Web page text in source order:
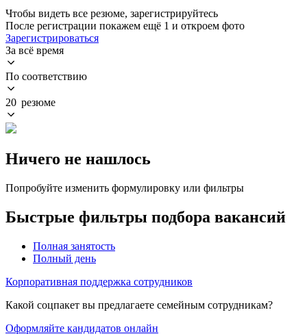
Чтобы видеть все резюме, зарегистрируйтесь
После регистрации покажем ещё 1 и откроем фото
Зарегистрироваться
За всё время
По соответствию
20 резюме
Ничего не нашлось
Попробуйте изменить формулировку или фильтры
Быстрые фильтры подбора вакансий
Полная занятость
Полный день
Корпоративная поддержка сотрудников
Какой соцпакет вы предлагаете семейным сотрудникам?
Оформляйте кандидатов онлайн